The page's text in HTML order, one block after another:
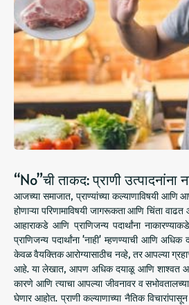
“No”ची ताकद: प्राणी उत्पादनांना
आजच्या समाजात, प्राण्यांच्या कल्याणाविषयी आणि
होणाऱ्या परिणामाविषयी जागरूकता आणि चिंता
आहाराकडे आणि प्राणिजन्य पदार्थांना
प्राणिजन्य पदार्थांना 'नाही' म्हणण्याची आणि
केवळ वैयक्तिक आरोग्यासाठीच नव्हे, तर आपल्या
आहे. या लेखात, आपण अधिक दयाळू आणि शाश्वत
कारणे आणि त्याचा आपल्या जीवनावर व सभोवतालच्या
घेणार आहोत. प्राणी कल्याणाच्या नैतिक विचारांपासून